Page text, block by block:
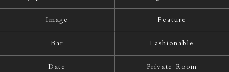
Image Feature
Bar Fashionable
Date Private Room